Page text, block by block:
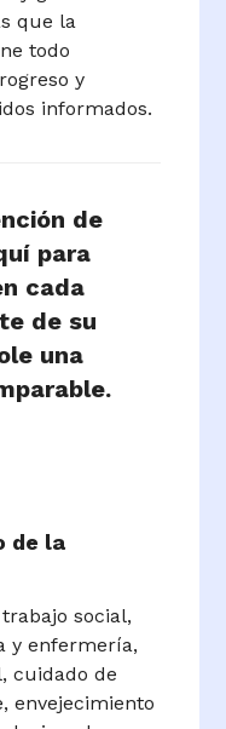
que la
todo
y
informados.
de
para
cada
de su
una
de la
social,
y enfermería,
cuidado de
envejecimiento